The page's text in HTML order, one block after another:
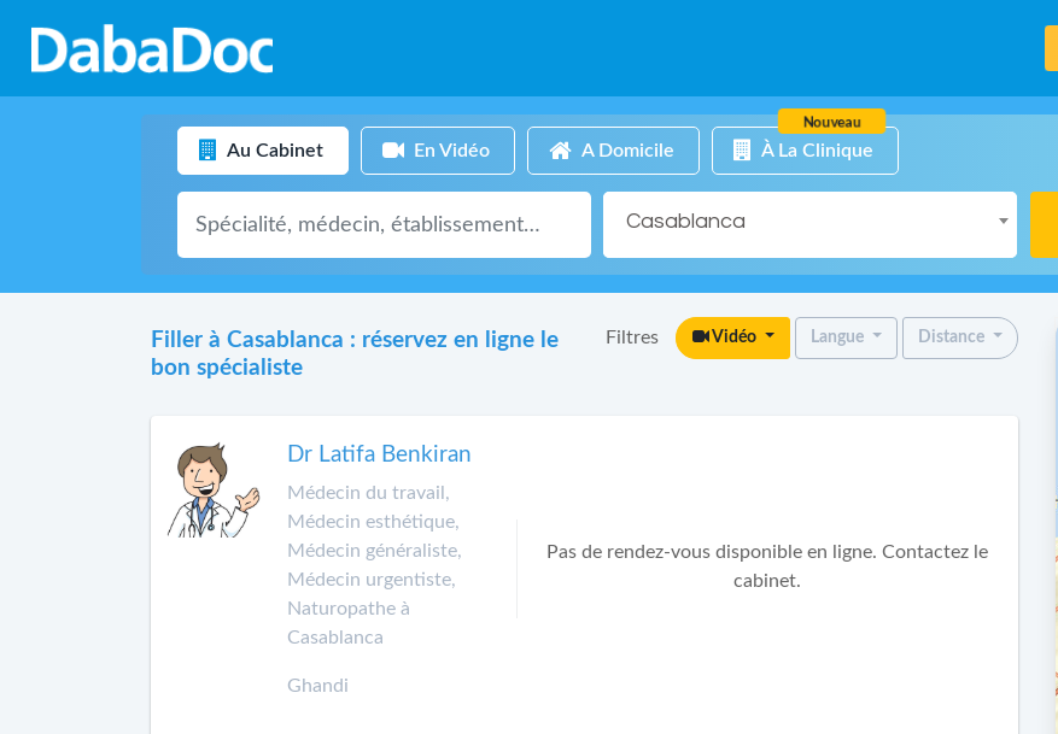
Au Cabinet En Vidéo A Domicile À La Clinique
Nouveau
Casablanca
Filler à Casablanca : réservez en ligne le
bon spécialiste
Filtres Vidéo Langue Distance
Dr Latifa Benkiran
Médecin du travail,
Médecin esthétique,
Médecin généraliste,
Médecin urgentiste,
Naturopathe à
Casablanca
Ghandi
Pas de rendez-vous disponible en ligne. Contactez le
cabinet.